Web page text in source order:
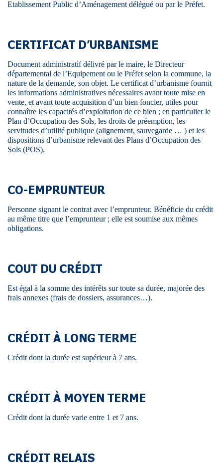
Etablissement Public d’Aménagement délégué ou par le Préfet.
CERTIFICAT D’URBANISME
Document administratif délivré par le maire, le Directeur
départemental de l’Equipement ou le Préfet selon la commune, la
nature de la demande, son objet. Le certificat d’urbanisme fournit
les informations administratives nécessaires avant toute mise en
vente, et avant toute acquisition d’un bien foncier, utiles pour
connaître les capacités d’exploitation de ce bien ; en particulier le
Plan d’Occupation des Sols, les droits de préemption, les
servitudes d’utilité publique (alignement, sauvegarde … ) et les
dispositions d’urbanisme relevant des Plans d’Occupation des
Sols (POS).
CO-EMPRUNTEUR
Personne signant le contrat avec l’emprunteur. Bénéficie du crédit
au même titre que l’emprunteur ; elle est soumise aux mêmes
obligations.
COUT DU CRÉDIT
Est égal à la somme des intérêts sur toute sa durée, majorée des
frais annexes (frais de dossiers, assurances…).
CRÉDIT À LONG TERME
Crédit dont la durée est supérieur à 7 ans.
CRÉDIT À MOYEN TERME
Crédit dont la durée varie entre 1 et 7 ans.
CRÉDIT RELAIS